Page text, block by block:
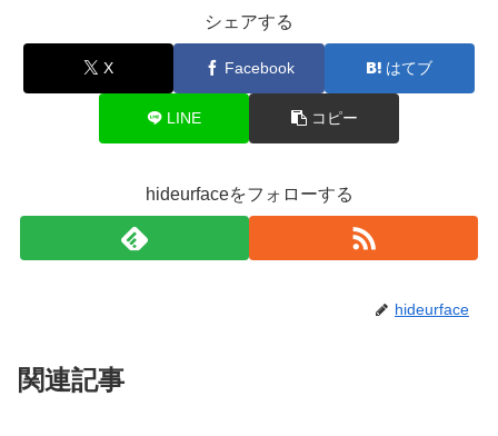
シェアする
X Facebook はてブ
LINE コピー
hideurfaceをフォローする
hideurface
関連記事